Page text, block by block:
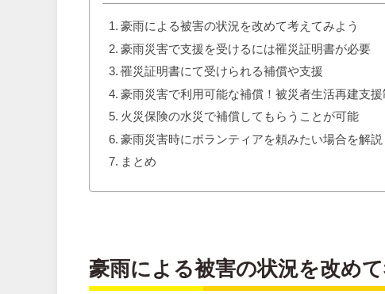
豪雨による被害の状況を改めて考えてみよう
豪雨災害で支援を受けるには罹災証明書が必要
罹災証明書にて受けられる補償や支援
豪雨災害で利用可能な補償！被災者生活再建支
火災保険の水災で補償してもらうことが可能
豪雨災害時にボランティアを頼みたい場合を解説
まとめ
豪雨による被害の状況を改め